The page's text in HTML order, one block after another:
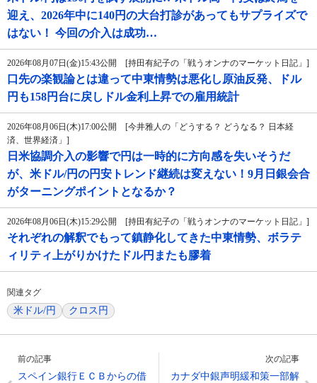
迎え、2026年中に140円の大台打診があってもサプライズで
はない！ 今回の介入は成功…
2026年08月07日(金)15:43公開 [持田有紀子の「戦うオンナのマーケット日記」]
口先の楽観論とは違って中東情勢は悪化し原油反発、ドル
円も158円台に戻しドル金利上昇での雇用統計
2026年08月06日(木)17:00公開 [今井雅人の「どうする？ どうなる？ 日本経
済、世界経済」]
日米協調介入の影響で円は一時的に方向感を失いそうだ
が、米ドル/円の円安トレンド継続は変えない！9月日銀会合
がターニングポイントとなるか？
2026年08月06日(木)15:29公開 [持田有紀子の「戦うオンナのマーケット日記」]
それぞれの解釈でもって鎮静化してきた中東情勢、ボラテ
ィリティ上がりかけたドル円またも膠着
関連タグ
米ドル/円 クロス円
前の記事
スペイン銀行ＥＣＢからの借
次の記事
カナダ中銀声明緩和策一部解